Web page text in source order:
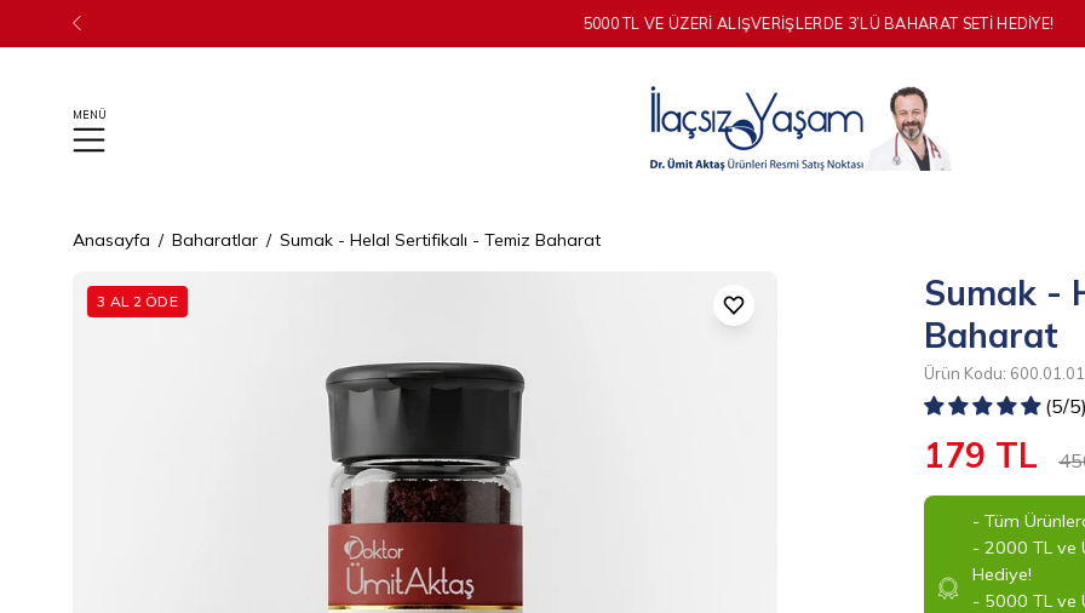
geç
5000 TL VE ÜZERI ALIŞVERIŞLERDE 3’LÜ BAHARAT SETI HEDIYE!
Anasayfa / Baharatlar / Sumak - Helal Sertifikalı - Temiz Baharat
3 AL 2 ÖDE
Görseli
aç
Sumak -
Baharat
Ürün Kodu:
(5/
179 TL
- Tüm
- 2000 TL ve
Hediye!
- 5000 TL ve